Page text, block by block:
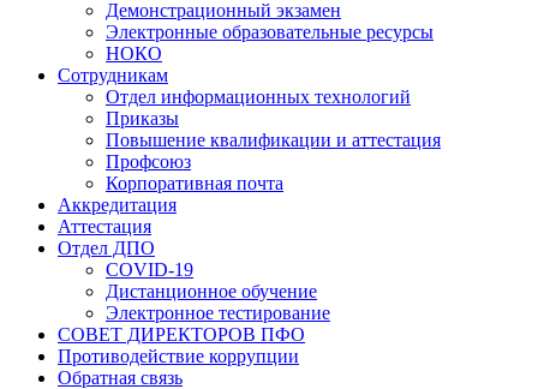
Демонстрационный экзамен
Электронные образовательные ресурсы
НОКО
Сотрудникам
Отдел информационных технологий
Приказы
Повышение квалификации и аттестация
Профсоюз
Корпоративная почта
Аккредитация
Аттестация
Отдел ДПО
COVID-19
Дистанционное обучение
Электронное тестирование
СОВЕТ ДИРЕКТОРОВ ПФО
Противодействие коррупции
Обратная связь